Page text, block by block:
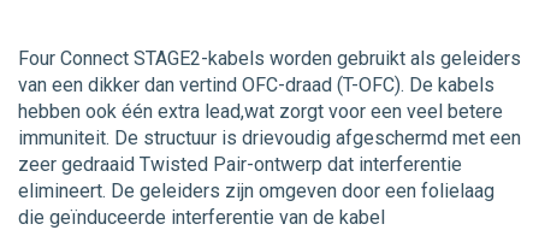
Four Connect STAGE2-kabels worden gebruikt als geleiders
van een dikker dan vertind OFC-draad (T-OFC). De kabels
hebben ook één extra lead,wat zorgt voor een veel betere
immuniteit. De structuur is drievoudig afgeschermd met een
zeer gedraaid Twisted Pair-ontwerp dat interferentie
elimineert. De geleiders zijn omgeven door een folielaag
die geïnduceerde interferentie van de kabel